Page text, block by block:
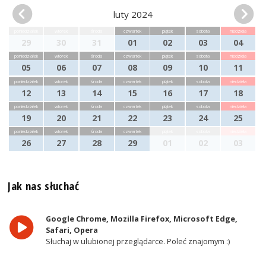
luty 2024
29 30 31
czwartek
01
piątek
02
sobota
03
niedziela
04
poniedziałek
05
wtorek
06
środa
07
czwartek
08
piątek
09
sobota
10
niedziela
11
poniedziałek
12
wtorek
13
środa
14
czwartek
15
piątek
16
sobota
17
niedziela
18
poniedziałek
19
wtorek
20
środa
21
czwartek
22
piątek
23
sobota
24
niedziela
25
poniedziałek
26
wtorek
27
środa
28
czwartek
29 01 02 03
Jak nas słuchać
Google Chrome, Mozilla Firefox, Microsoft Edge,
Safari, Opera
Słuchaj w ulubionej przeglądarce. Poleć znajomym :)